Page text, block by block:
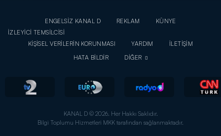
ENGELSİZ KANAL D REKLAM
KÜNYE
İZLEYİCİ TEMSİLCİSİ
KİŞİSEL VERİLERİN KORUNMASI
YARDIM
İLETİŞİM
HATA BİLDİR
DİĞER
KANAL D © 2026. Her Hakkı Saklıdır.
Bilgi Toplumu Hizmetleri MKK tarafından sağlanmaktadır.